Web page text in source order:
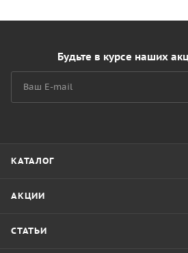
Будьте в курсе наших
КАТАЛОГ
АКЦИИ
СТАТЬИ